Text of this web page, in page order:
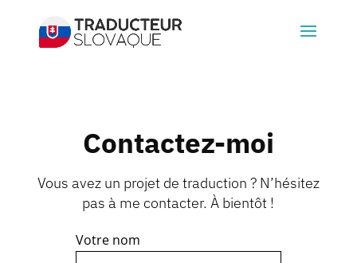
Contactez-moi
Vous avez un projet de traduction ? N’hésitez
pas à me contacter. À bientôt !
Votre nom